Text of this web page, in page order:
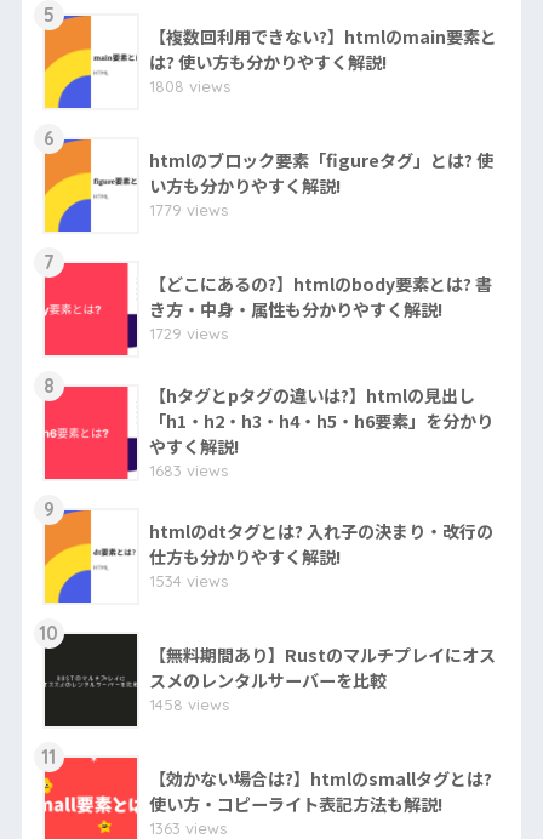
5
【複数回利用できない?】htmlのmain要素と
は? 使い方も分かりやすく解説!
1808 views
6
htmlのブロック要素「figureタグ」とは? 使
い方も分かりやすく解説!
1779 views
7
【どこにあるの?】htmlのbody要素とは? 書
き方・中身・属性も分かりやすく解説!
1729 views
8
【hタグとpタグの違いは?】htmlの見出し
「h1・h2・h3・h4・h5・h6要素」を分かり
やすく解説!
1683 views
9
htmlのdtタグとは? 入れ子の決まり・改行の
仕方も分かりやすく解説!
1534 views
10
【無料期間あり】Rustのマルチプレイにオス
スメのレンタルサーバーを比較
1458 views
11
【効かない場合は?】htmlのsmallタグとは?
使い方・コピーライト表記方法も解説!
1363 views